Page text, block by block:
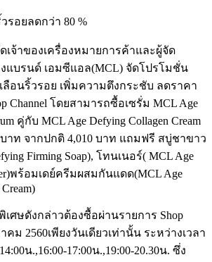
รอยลดกว่า 80 %
จ้าของเครื่องหมายการค้าและผู้จัด
แบรนด์ เอมซีแอล(MCL) จัดโปรโมชั่น
อนริ้วรอย เพิ่มความตึงกระชับ ลดราคา
Channel โดยสามารถซื้อเซรั่ม MCL Age
คู่กับ MCL Age Defying Collagen Cream
าท จากปกติ 4,010 บาท แถมฟรี สบู่ชาขาว
Firming Soap), โทนเนอร์( MCL Age
พร้อมเดย์ครีมผสมกันแดด(MCL Age
ศษดังกล่าวต้องซื้อผ่านรายการ Shop
คม 2560เพียงวันเดียวเท่านั้น ระหว่างเวลา
น.,16:00-17:00น.,19:00-20.30น. ซึ่ง